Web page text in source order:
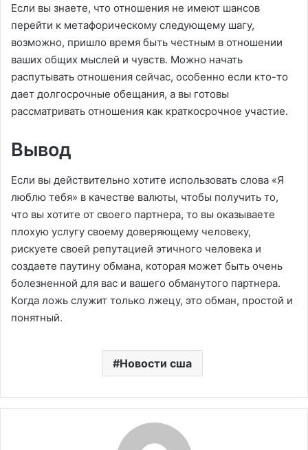
Если вы знаете, что отношения не имеют шансов
перейти к метафорическому следующему шагу,
возможно, пришло время быть честным в отношении
ваших общих мыслей и чувств. Можно начать
распутывать отношения сейчас, особенно если кто-то
дает долгосрочные обещания, а вы готовы
рассматривать отношения как краткосрочное участие.
Вывод
Если вы действительно хотите использовать слова «Я
люблю тебя» в качестве валюты, чтобы получить то,
что вы хотите от своего партнера, то вы оказываете
плохую услугу своему доверяющему человеку,
рискуете своей репутацией этичного человека и
создаете паутину обмана, которая может быть очень
болезненной для вас и вашего обманутого партнера.
Когда ложь служит только лжецу, это обман, простой и
понятный.
Новости сша